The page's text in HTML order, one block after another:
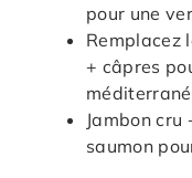
pour une
Remplacez
+ câpres
Jambon
saumon